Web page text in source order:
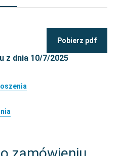
Pobierz pdf
z dnia 10/7/2025